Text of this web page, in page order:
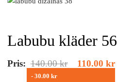
Labubu kläder 56
Pris: 140.00kr 110.00 kr
- 30.00 kr